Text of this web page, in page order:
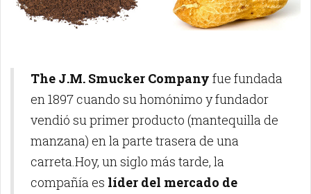
The J.M. Smucker Company fue fundada
en 1897 cuando su homónimo y fundador
vendió su primer producto (mantequilla de
manzana) en la parte trasera de una
carreta.Hoy, un siglo más tarde, la
compañía es líder del mercado de